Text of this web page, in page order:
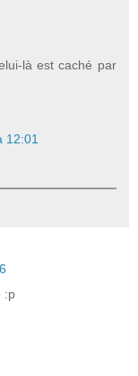
là est caché par
12:01
:p